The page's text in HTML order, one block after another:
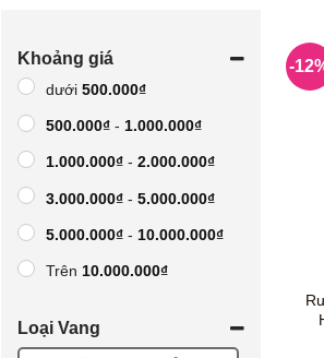
Khoảng giá
dưới 500.000₫
500.000₫ - 1.000.000₫
1.000.000₫ - 2.000.000₫
3.000.000₫ - 5.000.000₫
5.000.000₫ - 10.000.000₫
Trên 10.000.000₫
Loại Vang
-